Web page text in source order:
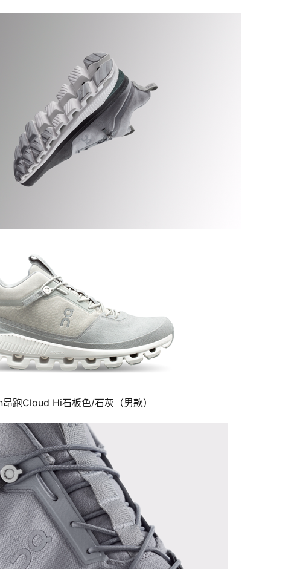
昂跑Cloud Hi石板色/石灰（男款）